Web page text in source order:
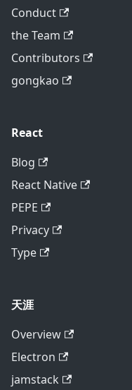
Conduct
the Team
Contributors
gongkao
React
Blog
React Native
PEPE
Privacy
Type
天涯
Overview
Electron
jamstack